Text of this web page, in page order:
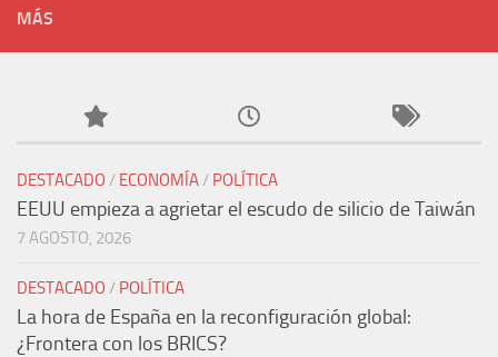
MÁS
DESTACADO / ECONOMÍA/ POLÍTICA
EEUU empieza a agrietar el escudo de silicio de Taiwán
7 AGOSTO, 2026
DESTACADO / POLÍTICA
La hora de España en la reconfiguración global:
¿Frontera con los BRICS?